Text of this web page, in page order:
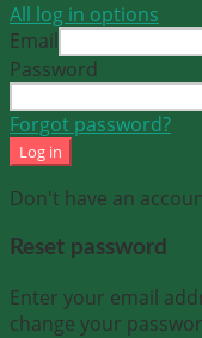
All log in options
Email
Password
Forgot password?
Log in
Don't have an
Reset password
Enter your email
change your